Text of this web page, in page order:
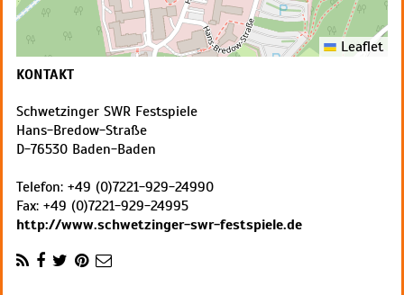
Leaflet
KONTAKT
Schwetzinger SWR Festspiele
Hans-Bredow-Straße
D-76530 Baden-Baden
Telefon: +49 (0)7221-929-24990
Fax: +49 (0)7221-929-24995
http://www.schwetzinger-swr-festspiele.de